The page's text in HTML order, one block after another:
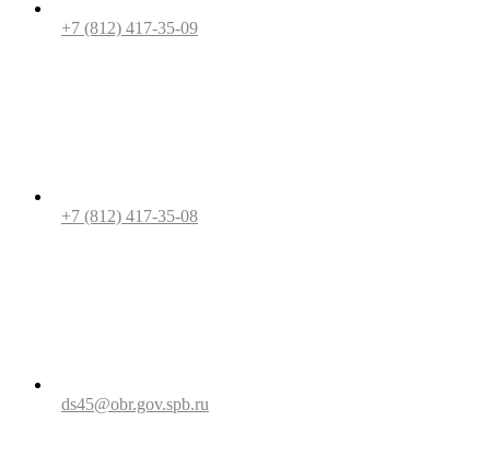
+7 (812) 417-35-09
+7 (812) 417-35-08
ds45@obr.gov.spb.ru